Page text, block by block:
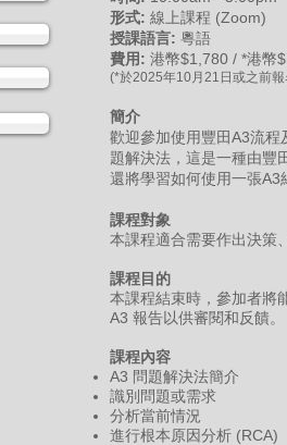
形式: 線上課程 (Zoom)
授課語言: 粵語
費用: 港幣$1,780 / *港幣
(*於2025年10月21日或之前
簡介
歡迎參加使用豐田A3流程
題解決法，這是一種由豐
還將學習如何使用一張A3
課程對象
本課程適合需要作出決策
課程目的
本課程結束時，參加者將
A3 報告以供審閱和反饋。
課程內容
A3 問題解決法簡介
識別問題或需求
分析當前情況
進行根本原因分析 (RCA)